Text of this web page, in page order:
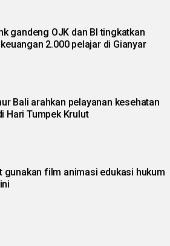
gandeng OJK dan BI tingkatkan
2.000 pelajar di Gianyar
Bali arahkan pelayanan kesehatan
Hari Tumpek Krulut
gunakan film animasi edukasi hukum